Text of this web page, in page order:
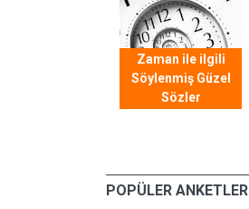
Zaman ile ilgili
Söylenmiş Güzel
Sözler
POPÜLER ANKETLER